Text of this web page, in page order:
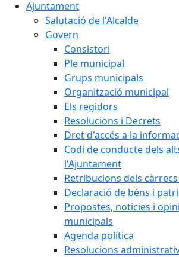
Ajuntament
Salutació de l'Alcalde
Govern
Consistori
Ple municipal
Grups municipals
Organització municipal
Els regidors
Resolucions i Decrets
Dret d'accés a la
Codi de conducte dels
l'Ajuntament
Retribucions dels
Declaració de béns i
Propostes, noticies i
municipals
Agenda política
Resolucions